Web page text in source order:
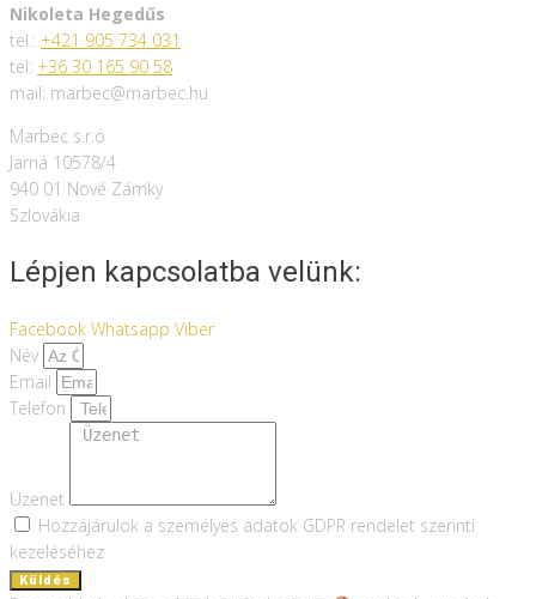
Nikoleta Hegedűs
tel.: +421 905 734 031
tel: +36 30 165 90 58
mail: marbec@marbec.hu
Marbec s.r.o
Jarná 10578/4
940 01 Nové Zámky
Szlovákia
Lépjen kapcsolatba velünk:
Facebook Whatsapp Viber
Név
Email
Telefon
Üzenet
Hozzájárulok a személyes adatok GDPR rendelet szerinti
kezeléséhez
Küldés